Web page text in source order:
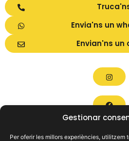
Gestionar
Per oferir les millors experiències, utilitzem
Envia'ns un
Envian'ns un